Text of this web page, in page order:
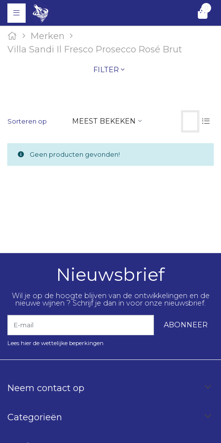
0
Merken
Villa Sandi Il Fresco Prosecco Rosé Brut
FILTER
Sorteren op MEEST BEKEKEN
Geen producten gevonden!
Nieuwsbrief
Wil je op de hoogte blijven van de ontwikkelingen en de
nieuwe wijnen ? Schrijf je dan in voor onze nieuwsbrief.
ABONNEER
Lees hier de wettelijke beperkingen
Neem contact op
Categorieën